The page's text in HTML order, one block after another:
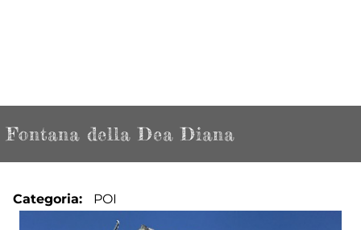
Fontana della Dea Diana
Categoria POI